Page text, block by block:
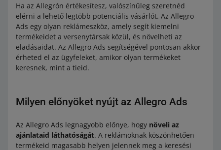
Ha az Allegrón értékesítesz, valószínűleg szeretnéd
elérni a lehető legtöbb potenciális vásárlót. Az Allegro
Ads egy olyan reklámeszköz, amely segít kiemelni
termékeidet a versenytársak közül, és növelheti az
eladásaidat. Az Allegro Ads segítségével pontosan akkor
érheted el az ügyfeleket, amikor olyan termékeket
keresnek, mint a tieid.
Milyen előnyöket nyújt az Allegro Ads
Az Allegro Ads legnagyobb előnye, hogy növeli az
ajánlataid láthatóságát. A reklámoknak köszönhetően
termékeid magasabb helyen jelennek meg a keresési